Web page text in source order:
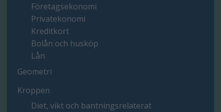
Företagsekonomi
Privatekonomi
Kreditkort
Bolån och husköp
Lån
Geometri
Kroppen
Diet, vikt och bantningsrelaterat